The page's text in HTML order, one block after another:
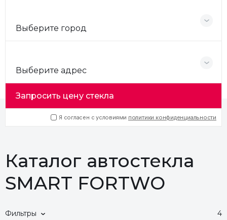
Выберите город
Выберите адрес
Запросить цену стекла
Я согласен с условиями политики конфиденциальности
Каталог автостекла
SMART FORTWO
Фильтры 4